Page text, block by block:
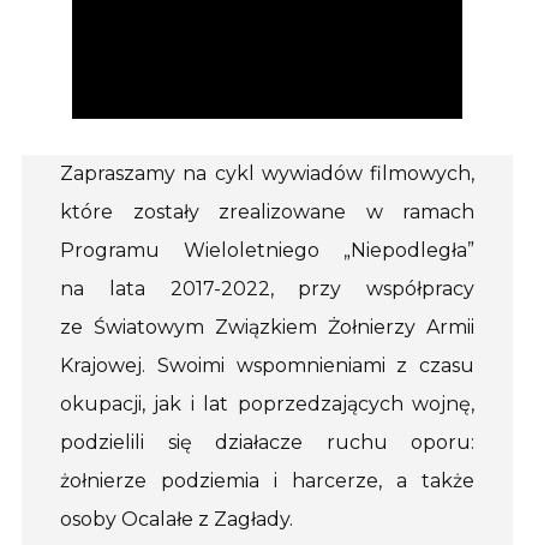
Zapraszamy na cykl wywiadów filmowych,
które zostały zrealizowane w ramach
Programu Wieloletniego „Niepodległa”
na lata 2017-2022, przy współpracy
ze Światowym Związkiem Żołnierzy Armii
Krajowej. Swoimi wspomnieniami z czasu
okupacji, jak i lat poprzedzających wojnę,
podzielili się działacze ruchu oporu:
żołnierze podziemia i harcerze, a także
osoby Ocalałe z Zagłady.